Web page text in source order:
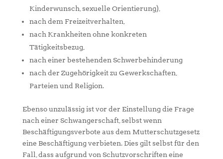
Kinderwunsch, sexuelle Orientierung),
nach dem Freizeitverhalten,
nach Krankheiten ohne konkreten
Tätigkeitsbezug,
nach einer bestehenden Schwerbehinderung
nach der Zugehörigkeit zu Gewerkschaften,
Parteien und Religion.
Ebenso unzulässig ist vor der Einstellung die Frage
nach einer Schwangerschaft, selbst wenn
Beschäftigungsverbote aus dem Mutterschutzgesetz
eine Beschäftigung verbieten. Dies gilt selbst für den
Fall, dass aufgrund von Schutzvorschriften eine